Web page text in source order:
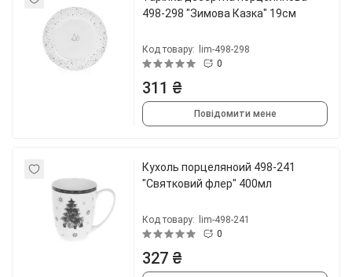
498-298 "Зимова Казка" 19см
Код товару:
lim-498-298
0
311 ₴
Повідомити мене
Кухоль порцеляноий 498-241
"Святковий флер" 400мл
Код товару:
lim-498-241
0
327 ₴